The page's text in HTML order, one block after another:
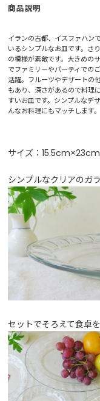
商品説明
イランの古都、イスファハン
いるシンプルなお皿です。さ
の模様が素敵です。大きめの
でファミリーやパーティでの
活躍。フルーツやデザートの
もあり、深さがあるので料理
すいお皿です。シンプルなデ
んなお料理にもマッチします。
サイズ：
シンプルなクリアのガ
セットでそろえて食卓